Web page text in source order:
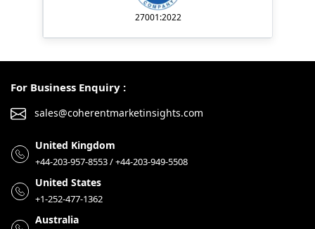
27001:2022
For Business Enquiry :
sales@coherentmarketinsights.com
United Kingdom
+44-203-957-8553 / +44-203-949-5508
United States
+1-252-477-1362
Australia